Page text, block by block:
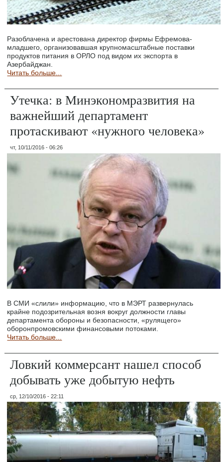
Разоблачена и арестована директор фирмы Ефремова-
младшего, организовавшая крупномасштабные поставки
продуктов питания в ОРЛО под видом их экспорта в
Азербайджан.
Читать больше...
Утечка: в Минэкономразвития на
важнейший департамент
протаскивают «нужного человека»
чт, 10/11/2016 - 06:26
В СМИ «слили» информацию, что в МЭРТ развернулась
крайне подозрительная возня вокруг должности главы
департамента обороны и безопасности, «рулящего»
оборонпромовскими финансовыми потоками.
Читать больше...
Ловкий коммерсант нашел способ
добывать уже добытую нефть
ср, 12/10/2016 - 22:11